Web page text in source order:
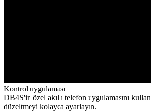
Kontrol uygulaması
DB4S'in özel akıllı telefon uygulamasını
düzeltmeyi kolayca ayarlayın.